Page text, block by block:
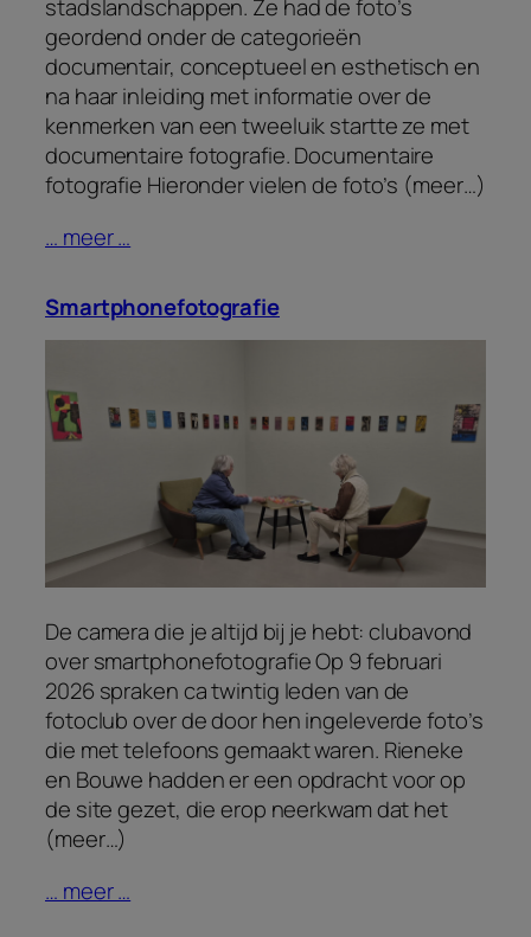
stadslandschappen. Ze had de foto’s
geordend onder de categorieën
documentair, conceptueel en esthetisch en
na haar inleiding met informatie over de
kenmerken van een tweeluik startte ze met
documentaire fotografie. Documentaire
fotografie Hieronder vielen de foto’s (meer…)
… meer …
Smartphonefotografie
De camera die je altijd bij je hebt: clubavond
over smartphonefotografie Op 9 februari
2026 spraken ca twintig leden van de
fotoclub over de door hen ingeleverde foto’s
die met telefoons gemaakt waren. Rieneke
en Bouwe hadden er een opdracht voor op
de site gezet, die erop neerkwam dat het
(meer…)
… meer …